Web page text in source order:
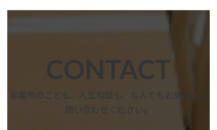
CONTACT
事業所のことも、人生相談も、なんでもお気軽にお
問い合わせください。